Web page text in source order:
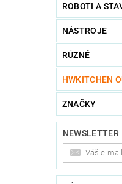
ROBOTI A
NÁSTROJE
RŮZNÉ
HWKITCHEN
ZNAČKY
NEWSLETTER